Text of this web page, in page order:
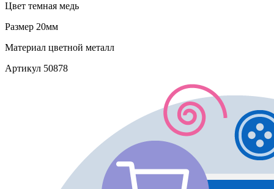
Цвет темная медь
Размер 20мм
Материал цветной металл
Артикул 50878